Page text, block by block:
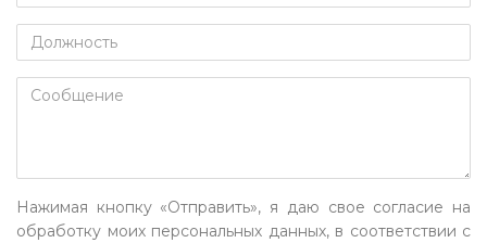
Нажимая кнопку «Отправить», я даю свое согласие на
обработку моих персональных данных, в соответствии с